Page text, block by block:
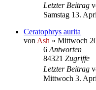
Letzter Beitrag
Samstag 13.
Ceratophrys aurita
von Ash » Mittwoch
6 Antworten
84321 Zugriffe
Letzter Beitrag
Mittwoch 3.